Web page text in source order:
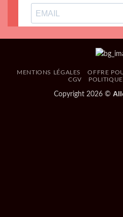
MENTIONS LÉGALES OFFRE
CGV
Copyright 2026 ©